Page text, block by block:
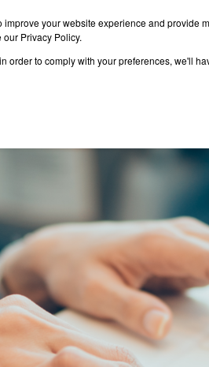
your website experience and provide
Privacy Policy.
order to comply with your preferences, we'll